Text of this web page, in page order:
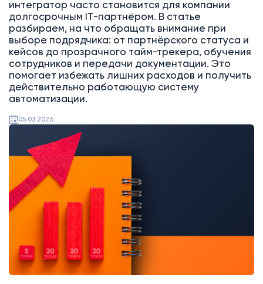
интегратор часто становится для компании
долгосрочным IT-партнёром. В статье
разбираем, на что обращать внимание при
выборе подрядчика: от партнёрского статуса и
кейсов до прозрачного тайм-трекера, обучения
сотрудников и передачи документации. Это
помогает избежать лишних расходов и получить
действительно работающую систему
автоматизации.
05.03.2026
Битрикс24